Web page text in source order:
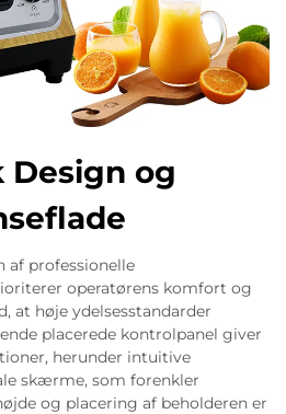
Design og
af professionelle
operatørens komfort og
at høje ydelsesstandarder
placerede kontrolpanel giver
herunder intuitive
skærme, som forenkler
og placering af beholderen er